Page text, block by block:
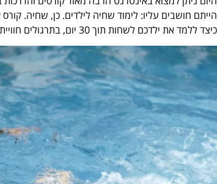
הייתם חושבים עליו: לימוד שחיה לילדים. כן, שחיה.
כיצד ללמד את ילדכם לשחות תוך 30 יום, בתרגולים חווייתיים ומהנים עבור שניכם, והוא אפילו חסכוני.